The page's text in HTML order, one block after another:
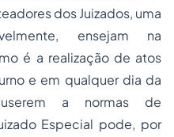
dos Juizados, uma
ensejam na
é a realização de atos
e em qualquer dia da
a normas de
Especial pode, por